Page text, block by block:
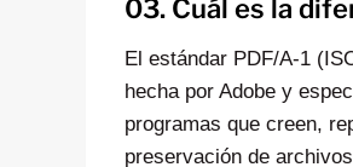
03. Cuál es la
El estándar PDF/A-1
hecha por Adobe y
programas que creen,
preservación de